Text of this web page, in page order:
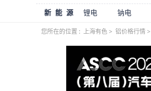
新能源
锂电 钠电
您所在的位置 : 上海有色> 铝价格行情>